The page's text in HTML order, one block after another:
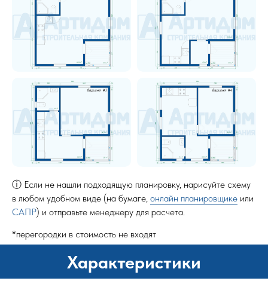
ⓘ Если не нашли подходящую планировку, нарисуйте схему
в любом удобном виде (на бумаге, онлайн планировщике или
САПР) и отправьте менеджеру для расчета.
*перегородки в стоимость не входят
Характеристики